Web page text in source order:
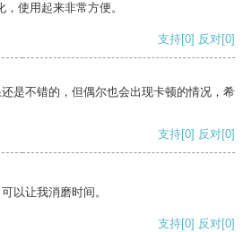
使用起来非常方便。
支持[0] 反对[0]
是不错的，但偶尔也会出现卡顿的情况，希
支持[0] 反对[0]
以让我消磨时间。
支持[0] 反对[0]